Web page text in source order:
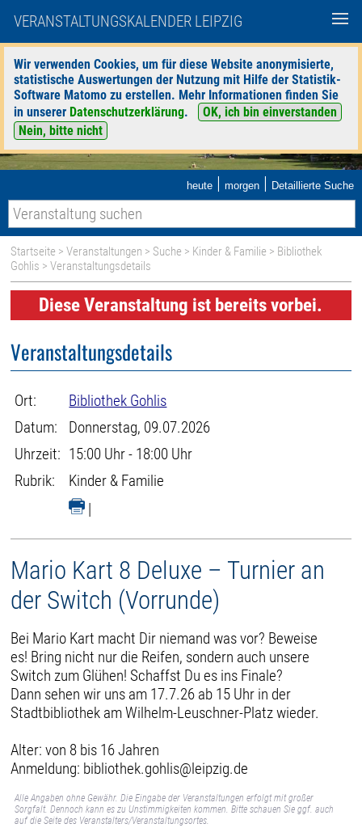
VERANSTALTUNGSKALENDER LEIPZIG
Wir verwenden Cookies, um für diese Website anonymisierte,
statistische Auswertungen der Nutzung mit Hilfe der Statistik-
Software Matomo zu erstellen. Mehr Informationen finden Sie
in unserer Datenschutzerklärung.
OK, ich bin einverstanden
Nein, bitte nicht
heute | morgen | Detaillierte Suche
Startseite >Veranstaltungen > Suche > Kinder & Familie > Bibliothek
Gohlis > Veranstaltungsdetails
Diese Veranstaltung ist bereits vorbei.
Veranstaltungsdetails
Ort:
Bibliothek Gohlis
Datum:
Donnerstag, 09.07.2026
Uhrzeit: 15:00 Uhr - 18:00 Uhr
Rubrik:
Kinder & Familie
|
Mario Kart 8 Deluxe – Turnier an
der Switch (Vorrunde)
Bei Mario Kart macht Dir niemand was vor? Beweise
es! Bring nicht nur die Reifen, sondern auch unsere
Switch zum Glühen! Schaffst Du es ins Finale?
Dann sehen wir uns am 17.7.26 ab 15 Uhr in der
Stadtbibliothek am Wilhelm-Leuschner-Platz wieder.
Alter: von 8 bis 16 Jahren
Anmeldung: bibliothek.gohlis@leipzig.de
Alle Angaben ohne Gewähr. Die Eingabe der Veranstaltungen erfolgt mit großer
Sorgfalt. Dennoch kann es zu Unstimmigkeiten kommen. Bitte schauen Sie ggf. auch
auf die Seite des Veranstalters/Veranstaltungsortes.